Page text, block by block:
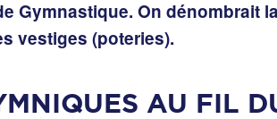
Gymnastique. On dénombrait
vestiges (poteries).
AU FIL